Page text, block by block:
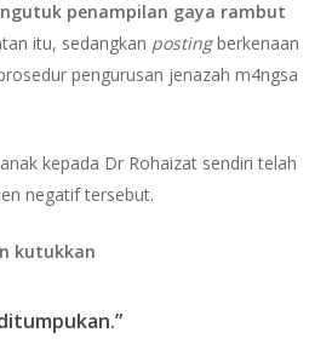
penampilan gaya rambut
itu, sedangkan postingberkenaan
pengurusan jenazah m4ngsa
kepada Dr Rohaizat sendiri telah
negatif tersebut.
kutukkan